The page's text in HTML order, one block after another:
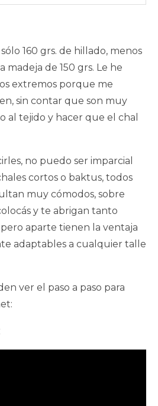
160 grs. de hillado, menos
madeja de 150 grs. Le he
extremos porque me
sin contar que son muy
al tejido y hacer que el chal
no puedo ser imparcial
cortos o baktus, todos
muy cómodos, sobre
y te abrigan tanto
aparte tienen la ventaja
adaptables a cualquier talle
ver el paso a paso para